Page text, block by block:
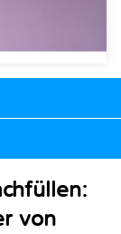
von